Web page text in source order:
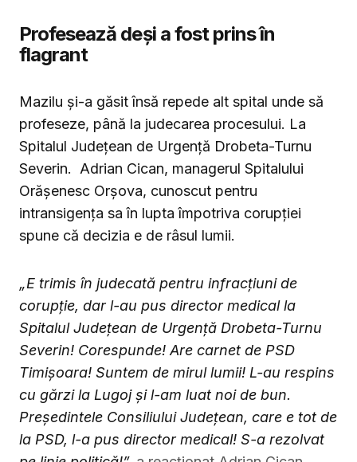
Profesează deși a fost prins în
flagrant
Mazilu și-a găsit însă repede alt spital unde să
profeseze, până la judecarea procesului. La
Spitalul Județean de Urgență Drobeta-Turnu
Severin. Adrian Cican, managerul Spitalului
Orășenesc Orșova, cunoscut pentru
intransigența sa în lupta împotriva corupției
spune că decizia e de râsul lumii.
„E trimis în judecată pentru infracțiuni de
corupție, darl-au pus director medical la
Spitalul Județean de Urgență Drobeta-Turnu
Severin! Corespunde! Are carnet de PSD
Timișoara! Suntem de mirul lumii! L-au respins
cu gărzi la Lugoj și l-am luat noi de bun.
Președintele Consiliului Județean, care e tot de
la PSD, l-a pus director medical! S-a rezolvat